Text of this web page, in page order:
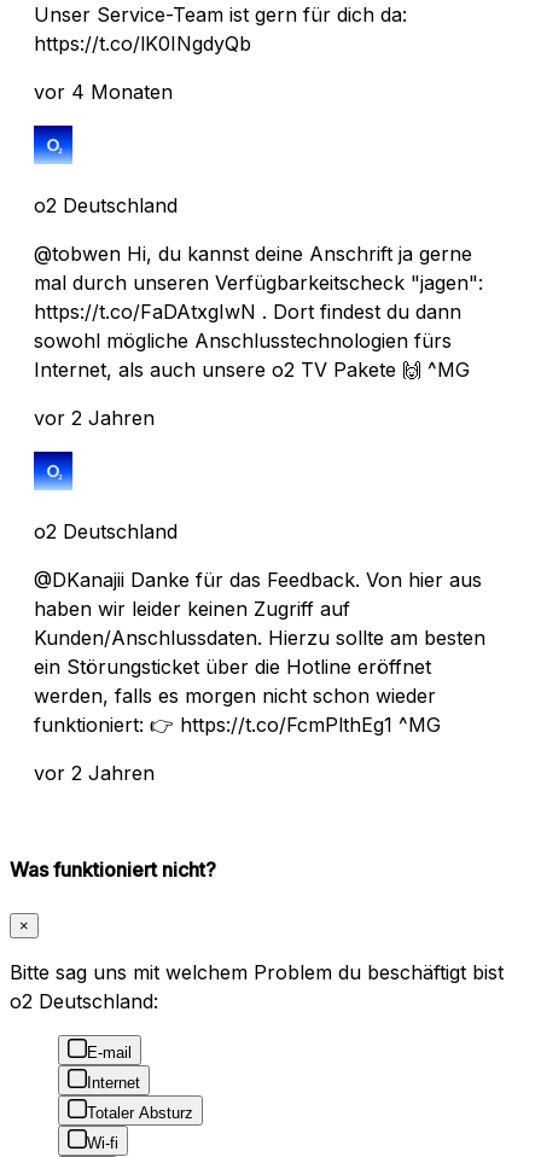
Unser Service-Team ist gern für dich da:
https://t.co/lK0INgdyQb
vor 4 Monaten
o2 Deutschland
@tobwen Hi, du kannst deine Anschrift ja gerne
mal durch unseren Verfügbarkeitscheck "jagen":
https://t.co/FaDAtxgIwN . Dort findest du dann
sowohl mögliche Anschlusstechnologien fürs
Internet, als auch unsere o2 TV Pakete 🙌 ^MG
vor 2 Jahren
o2 Deutschland
@DKanajii Danke für das Feedback. Von hier aus
haben wir leider keinen Zugriff auf
Kunden/Anschlussdaten. Hierzu sollte am besten
ein Störungsticket über die Hotline eröffnet
werden, falls es morgen nicht schon wieder
funktioniert: 👉 https://t.co/FcmPlthEg1 ^MG
vor 2 Jahren
Was funktioniert nicht?
×
Bitte sag uns mit welchem Problem du beschäftigt bist
o2 Deutschland:
E-mail
Internet
Totaler Absturz
Wi-fi